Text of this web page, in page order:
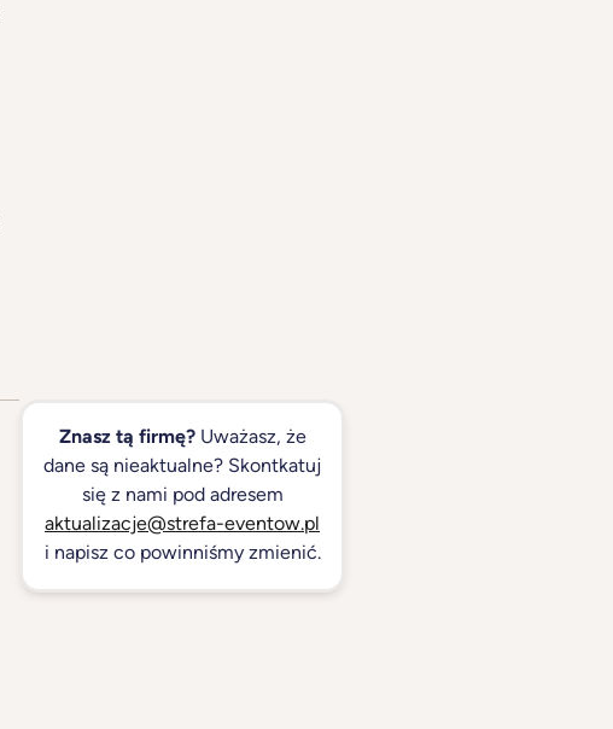
Znasz tą firmę?Uważasz, że
dane są nieaktualne? Skontkatuj
się z nami pod adresem
aktualizacje@strefa-eventow.pl
i napisz co powinniśmy zmienić.